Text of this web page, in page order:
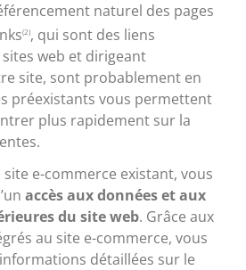
naturel des pages
(2), qui sont des liens
web et dirigeant
site, sont probablement en
préexistants vous permettent
plus rapidement sur la
e-commerce existant, vous
accès aux données et aux
du site web. Grâce aux
au site e-commerce, vous
détaillées sur le